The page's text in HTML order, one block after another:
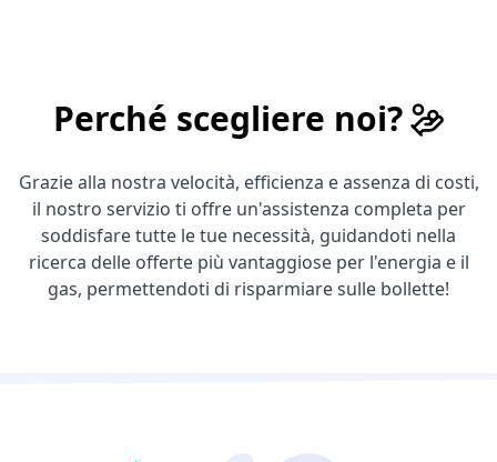
Perché scegliere noi?
Grazie alla nostra velocità, efficienza e assenza di costi,
il nostro servizio ti offre un'assistenza completa per
soddisfare tutte le tue necessità, guidandoti nella
ricerca delle offerte più vantaggiose per l'energia e il
gas, permettendoti di risparmiare sulle bollette!